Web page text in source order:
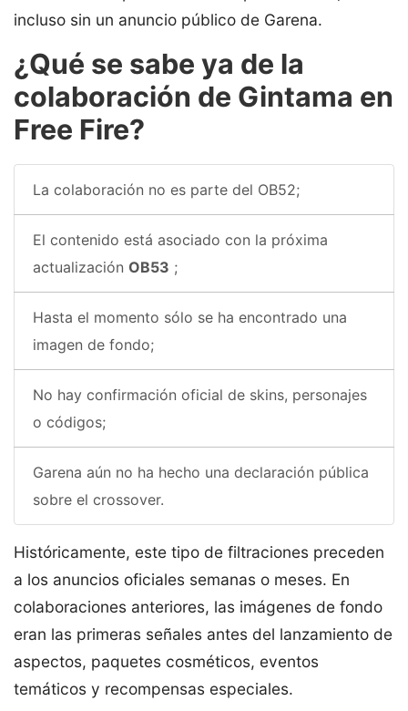
incluso sin un anuncio público de Garena.
¿Qué se sabe ya de la
colaboración de Gintama en
Free Fire?
La colaboración no es parte del OB52;
El contenido está asociado con la próxima
actualización OB53 ;
Hasta el momento sólo se ha encontrado una
imagen de fondo;
No hay confirmación oficial de skins, personajes
o códigos;
Garena aún no ha hecho una declaración pública
sobre el crossover.
Históricamente, este tipo de filtraciones preceden
a los anuncios oficiales semanas o meses. En
colaboraciones anteriores, las imágenes de fondo
eran las primeras señales antes del lanzamiento de
aspectos, paquetes cosméticos, eventos
temáticos y recompensas especiales.